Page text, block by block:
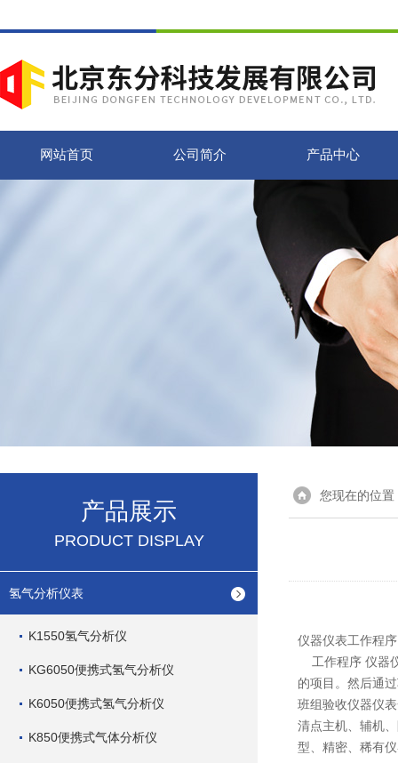
网站首页 公司简介 产品中心
产品展示
PRODUCT DISPLAY
氢气分析仪表
K1550氢气分析仪
KG6050便携式氢气分析仪
K6050便携式氢气分析仪
K850便携式气体分析仪
您现在的位置
仪器仪表工作程序
工作程序 仪器
的项目。然后通
班组验收仪器仪
清点主机、辅机
型、精密、稀有